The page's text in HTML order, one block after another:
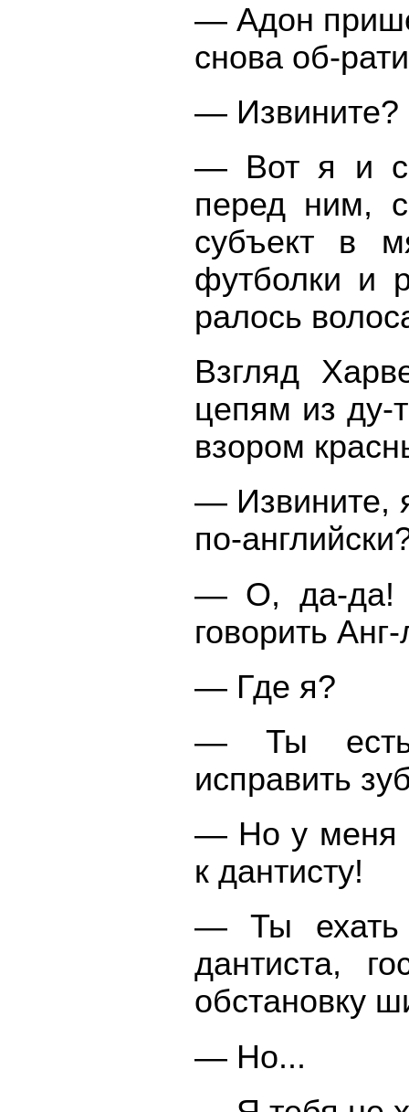
— Адон
снова об-
— Извините?
— Вот я и
перед ним,
субъект в
футболки и
ралось
Взгляд
цепям из ду-
взором
— Извините,
по-
— О, да-да!
говорить
— Где я?
— Ты есть
исправить
— Но у меня
к дантисту!
— Ты ехать
дантиста,
обстановку
— Но...